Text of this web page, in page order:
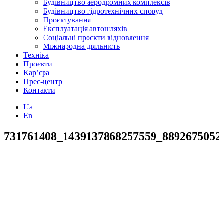
Будівництво аеродромних комплексів
Будівництво гідротехнічних споруд
Проєктування
Експлуатація автошляхів
Соціальні проєкти відновлення
Міжнародна діяльність
Техніка
Проєкти
Кар’єра
Прес-центр
Контакти
Ua
En